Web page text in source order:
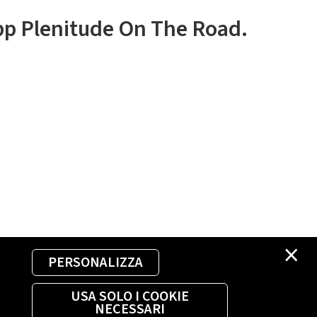
×
PERSONALIZZA
USA SOLO I COOKIE
NECESSARI
Plenitude On The Road.